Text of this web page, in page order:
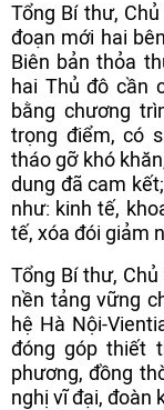
Tổng Bí thư,
đoạn mới hai
Biên bản thỏa
hai Thủ đô cần
bằng chương
trọng điểm, có
tháo gỡ khó
dung đã cam
như: kinh tế,
tế, xóa đói giảm
Tổng Bí thư,
nền tảng vững
hệ Hà Nội-
đóng góp thiết
phương, đồng
nghị vĩ đại, đoàn